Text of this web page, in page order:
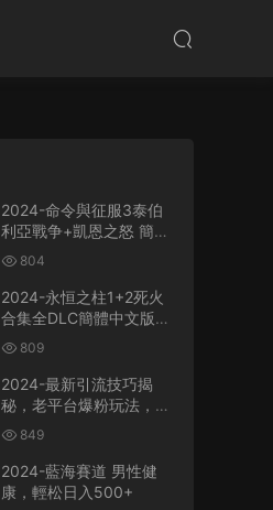
2024-命令與征服3泰伯
利亞戰争+凱恩之怒 簡體
中文版電腦PC單機RPG遊
戲即時戰略+支持
win7/win8/win10/win11
804
2024-永恒之柱1+2死火
合集全DLC簡體中文版電
腦PC單機RPG遊戲
809
2024-最新引流技巧揭
秘，老平台爆粉玩法，單
人單号日引300+創業
粉，作品可直接被百度收
錄
849
2024-藍海賽道 男性健
康，輕松日入500+